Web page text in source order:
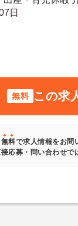
日
無料 この求
無料で求人情報をお問
応募・問い合わせで